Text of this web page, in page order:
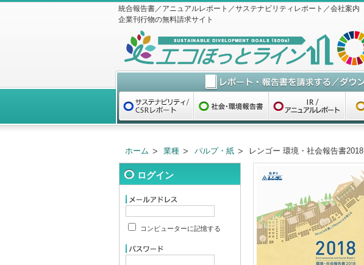
統合報告書／アニュアルレポート／サステナビリティレポート／会社案内
企業刊行物の無料請求サイト
ホーム 業種 パルプ・紙 レンゴー 環境・社会報告書2018
ログイン
コンピューターに記憶する